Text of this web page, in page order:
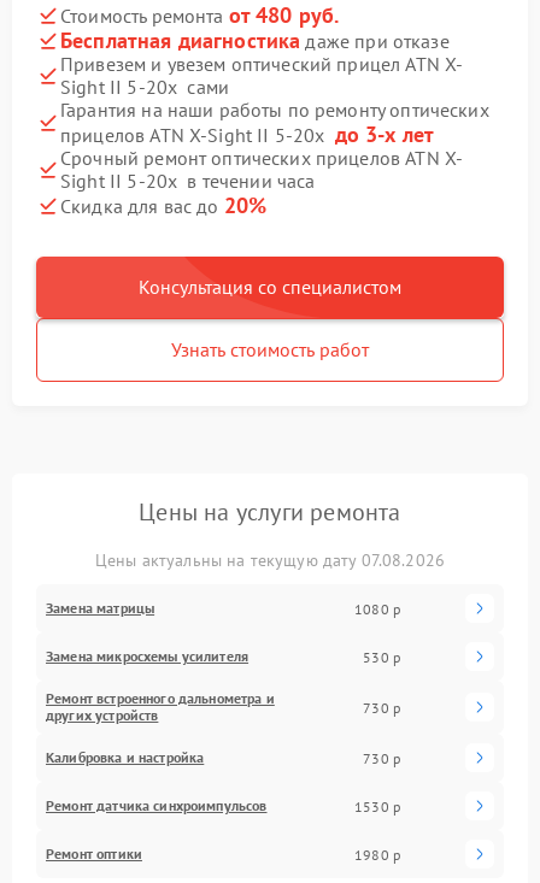
Стоимость ремонта от 480 руб.
Бесплатная диагностика даже при отказе
Привезем и увезем оптический прицел ATN X-
Sight II 5-20x сами
Гарантия на наши работы по ремонту оптических
прицелов ATN X-Sight II 5-20x до 3-х лет
Срочный ремонт оптических прицелов ATN X-
Sight II 5-20x в течении часа
Скидка для вас до 20%
Консультация со специалистом
Узнать стоимость работ
Цены на услуги ремонта
Цены актуальны на текущую дату 07.08.2026
Замена матрицы 1080 р
Замена микросхемы усилителя 530 р
Ремонт встроенного дальнометра и
других устройств
730 р
Калибровка и настройка 730 р
Ремонт датчика синхроимпульсов 1530 р
Ремонт оптики 1980 р